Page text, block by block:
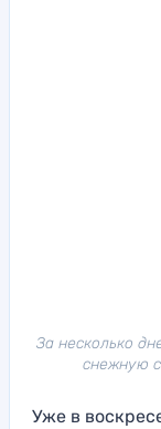
За несколько
снежную
Уже в